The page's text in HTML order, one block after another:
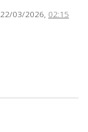
22/03/2026, 02:15